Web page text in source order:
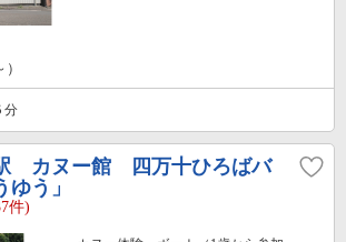
分
カヌー館 四万十ひろばバ
う」
件)